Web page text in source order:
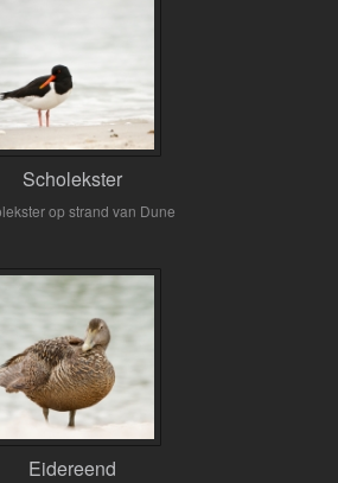
Scholekster
op strand van Dune
Eidereend